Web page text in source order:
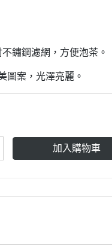
鏽鋼濾網，方便泡茶。
圖案，光澤亮麗。
加入購物車